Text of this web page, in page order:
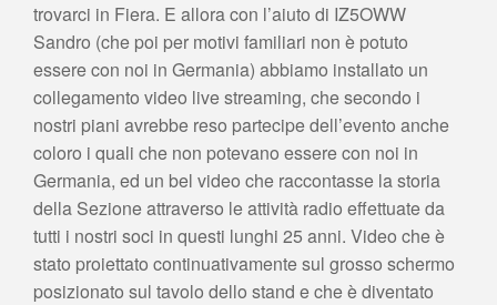
trovarci in Fiera. E allora con l’aiuto di IZ5OWW
Sandro (che poi per motivi familiari non è potuto
essere con noi in Germania) abbiamo installato un
collegamento video live streaming, che secondo i
nostri piani avrebbe reso partecipe dell’evento anche
coloro i quali che non potevano essere con noi in
Germania, ed un bel video che raccontasse la storia
della Sezione attraverso le attività radio effettuate da
tutti i nostri soci in questi lunghi 25 anni. Video che è
stato proiettato continuativamente sul grosso schermo
posizionato sul tavolo dello stand e che è diventato